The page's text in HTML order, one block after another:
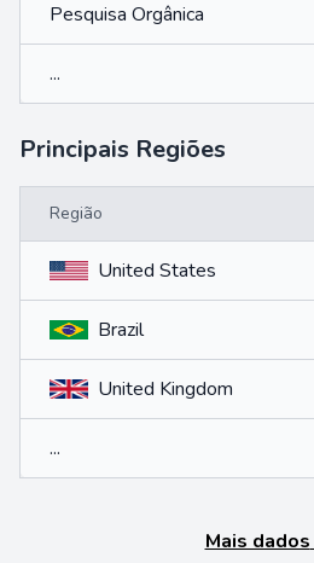
Pesquisa Orgânica
...
Principais Regiões
Região
United States
Brazil
United Kingdom
...
Mais dados